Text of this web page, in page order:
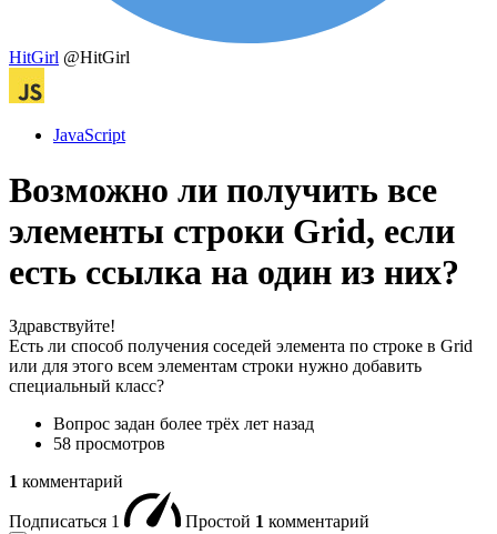
HitGirl @HitGirl
JavaScript
Возможно ли получить все
элементы строки Grid, если
есть ссылка на один из них?
Здравствуйте!
Есть ли способ получения соседей элемента по строке в Grid
или для этого всем элементам строки нужно добавить
специальный класс?
Вопрос задан более трёх лет назад
58 просмотров
1 комментарий
Подписаться 1 Простой 1 комментарий